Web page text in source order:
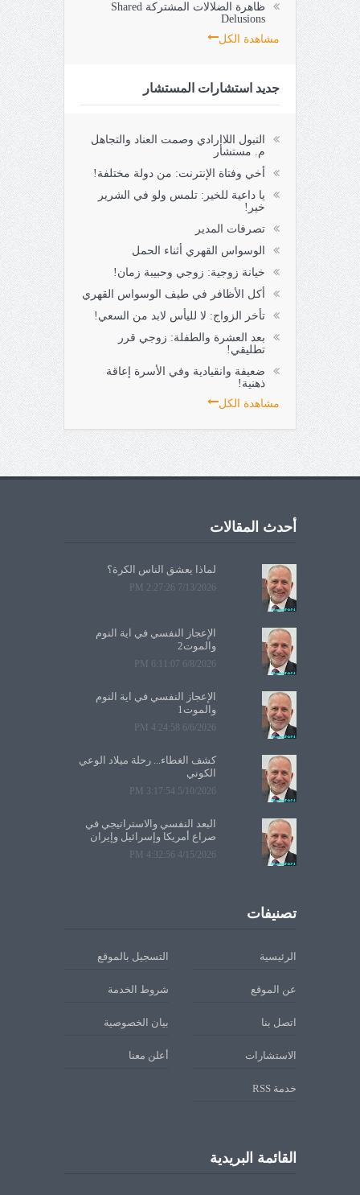
ظاهرة الضلالات المشتركة Shared
Delusions
مشاهدة الكل
جديد استشارات المستشار
التبول اللاإرادي وصمت العناد والتجاهل
م. مستشار
أخي وفتاة الإنترنت: من دولة مختلفة!
يا داعية للخير: تلمس ولو في الشرير
خير!
تصرفات المدير
الوسواس القهري أثناء الحمل
خيانة زوجية: زوجي وحبيبة زمان!
أكل الأظافر في طيف الوسواس القهري
تأخر الزواج: لا لليأس لابد من السعي!
بعد العشرة والطفلة: زوجي قرر
تطليقي!
ضعيفة وانقيادية وفي الأسرة إعاقة
ذهنية!
مشاهدة الكل
أحدث المقالات
لماذا يعشق الناس الكرة؟
7/13/2026 2:27:26 PM
الإعجاز النفسي في آية النوم
والموت2
6/8/2026 6:11:07 PM
الإعجاز النفسي في آية النوم
والموت1
6/6/2026 4:24:58 PM
كشف الغطاء... رحلة ميلاد الوعي
الكوني
5/10/2026 3:17:54 PM
البعد النفسي والاستراتيجي في
صراع أمريكا وإسرائيل وإيران
4/15/2026 4:32:56 PM
تصنيفات
الرئيسية التسجيل بالموقع
عن الموقع شروط الخدمة
اتصل بنا بيان الخصوصية
الاستشارات أعلن معنا
خدمة RSS
القائمة البريدية